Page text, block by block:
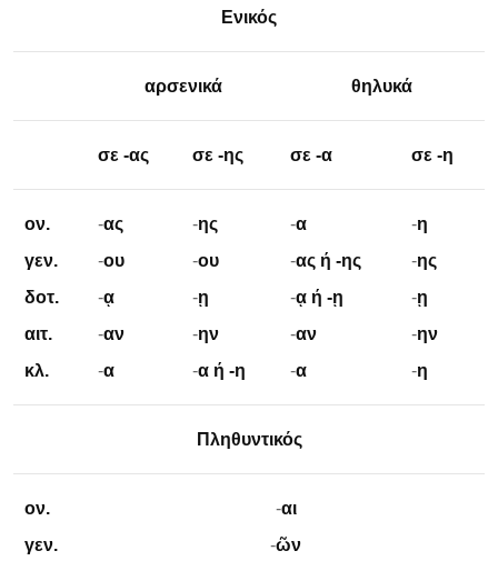
Ενικός
αρσενικά θηλυκά
σε -ας σε -ης σε -α σε -η
ον.
γεν.
δοτ.
αιτ.
κλ.
-ας
-ου
-ᾳ
-αν
-α
-ης
-ου
-ῃ
-ην
-α ή -η
-α
-ας ή -ης
-ᾳ ή -ῃ
-αν
-α
-η
-ης
-ῃ
-ην
-η
Πληθυντικός
ον.
γεν.
-αι
-ῶν